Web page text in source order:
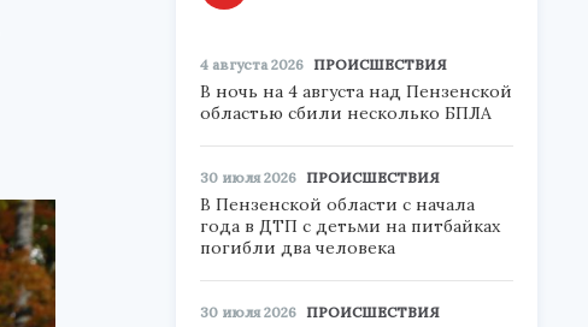
4 августа 2026 ПРОИСШЕСТВИЯ
В ночь на 4 августа над Пензенской
областью сбили несколько БПЛА
30 июля 2026 ПРОИСШЕСТВИЯ
В Пензенской области с начала
года в ДТП с детьми на питбайках
погибли два человека
30 июля 2026 ПРОИСШЕСТВИЯ